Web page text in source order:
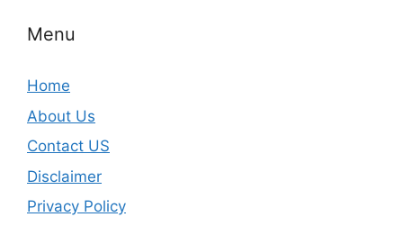
Menu
Home
About Us
Contact US
Disclaimer
Privacy Policy